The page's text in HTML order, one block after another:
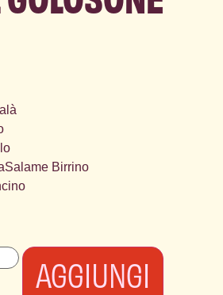
Birrino
AGGIUNGI